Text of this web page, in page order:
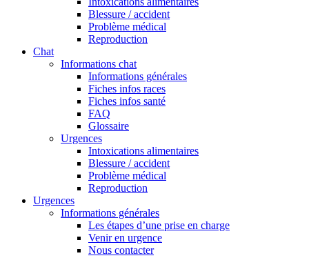
Blessure / accident
Problème médical
Reproduction
Chat
Informations chat
Informations générales
Fiches infos races
Fiches infos santé
FAQ
Glossaire
Urgences
Intoxications alimentaires
Blessure / accident
Problème médical
Reproduction
Urgences
Informations générales
Les étapes d’une prise en charge
Venir en urgence
Nous contacter